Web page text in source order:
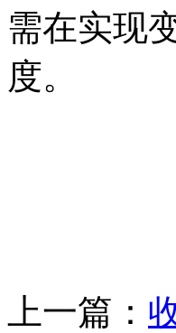
需在实现
度。
上一篇：